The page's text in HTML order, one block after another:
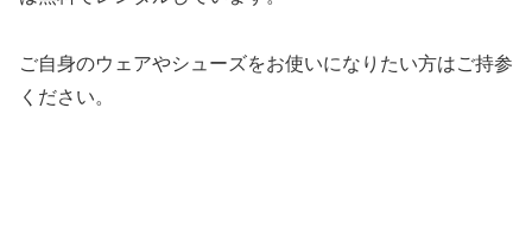
ご自身のウェアやシューズをお使いになりたい方はご持参
ください。